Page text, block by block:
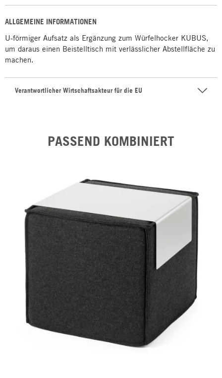
ALLGEMEINE INFORMATIONEN
U-förmiger Aufsatz als Ergänzung zum Würfelhocker KUBUS,
um daraus einen Beistelltisch mit verlässlicher Abstellfläche zu
machen.
Verantwortlicher Wirtschaftsakteur für die EU
PASSEND KOMBINIERT